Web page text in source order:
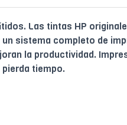
Las tintas HP
sistema completo de
la productividad.
tiempo.